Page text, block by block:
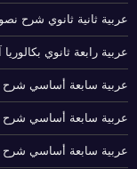
عربية ثانية ثانوي شرح
عربية رابعة ثانوي
عربية سابعة أساسي شرح
عربية سابعة أساسي
عربية سابعة أساسي شرح